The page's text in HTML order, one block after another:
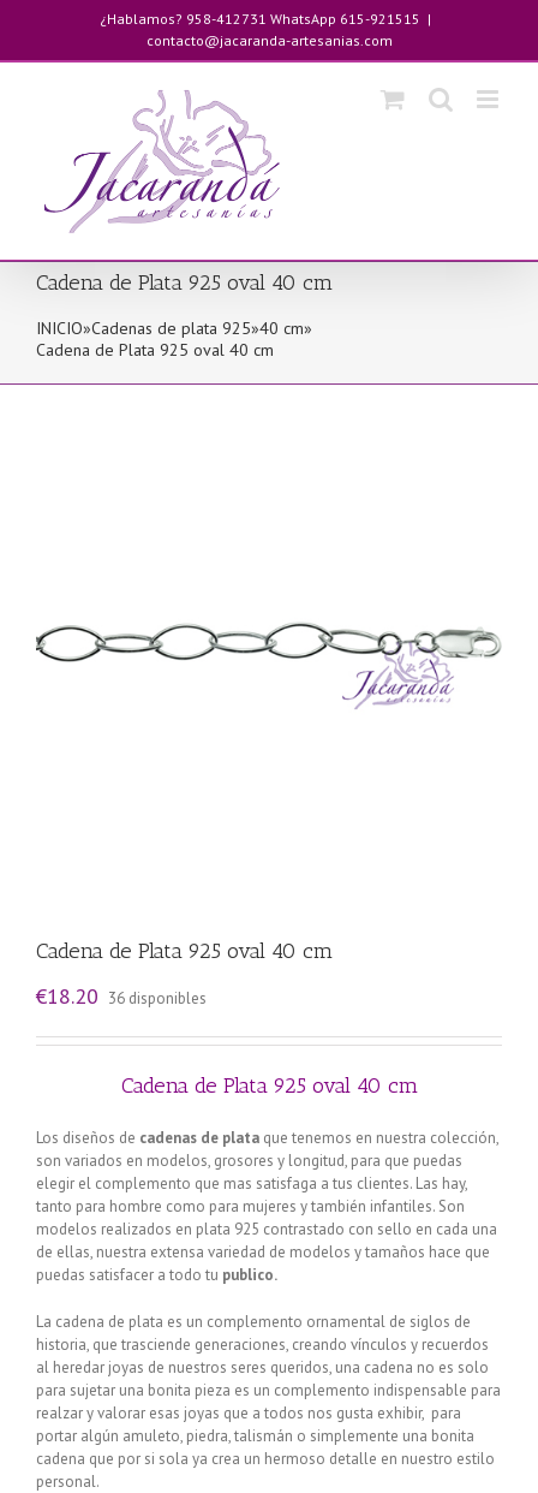
contenido
¿Hablamos? 958-412731 WhatsApp 615-921515 |
contacto@jacaranda-artesanias.com
Cadena de Plata 925 oval 40 cm
INICIO»Cadenas de plata 925»40 cm»
Cadena de Plata 925 oval 40 cm
Cadena de Plata 925 oval 40 cm
€18.20 36 disponibles
Cadena de Plata 925 oval 40 cm
Los diseños de cadenas de plata que tenemos en nuestra colección,
son variados en modelos, grosores y longitud, para que puedas
elegir el complemento que mas satisfaga a tus clientes. Las hay,
tanto para hombre como para mujeres y también infantiles. Son
modelos realizados en plata 925 contrastado con sello en cada una
de ellas, nuestra extensa variedad de modelos y tamaños hace que
puedas satisfacer a todo tu publico.
La cadena de plata es un complemento ornamental de siglos de
historia, que trasciende generaciones, creando vínculos y recuerdos
al heredar joyas de nuestros seres queridos, una cadena no es solo
para sujetar una bonita pieza es un complemento indispensable para
realzar y valorar esas joyas que a todos nos gusta exhibir, para
portar algún amuleto, piedra, talismán o simplemente una bonita
cadena que por si sola ya crea un hermoso detalle en nuestro estilo
personal.